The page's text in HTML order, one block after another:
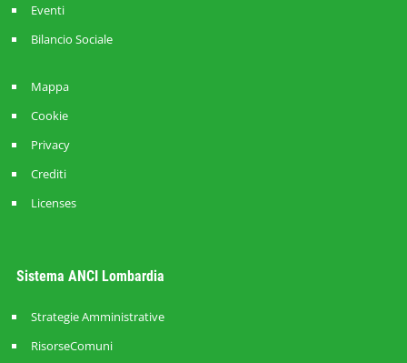
Eventi
Bilancio Sociale
Mappa
Cookie
Privacy
Crediti
Licenses
Sistema ANCI Lombardia
Strategie Amministrative
RisorseComuni